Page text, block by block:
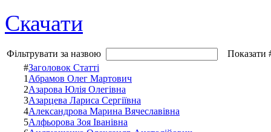
Скачати
Фільтрувати за назвою
Показати
#Заголовок Статті
1 Абрамов Олег Мартович
2Азарова Юлія Олегівна
3Азарцева Лариса Сергіївна
4Александрова Марина Вячеславівна
5Алфьорова Зоя Іванівна